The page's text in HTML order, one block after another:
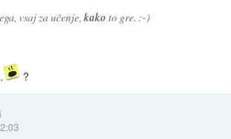
vsaj za učenje, kako to gre. :-)
?